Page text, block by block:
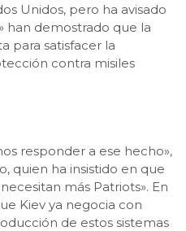
Unidos, pero ha avisado
han demostrado que la
para satisfacer la
contra misiles
responder a ese hecho»,
quien ha insistido en que
más Patriots». En
Kiev ya negocia con
de estos sistemas